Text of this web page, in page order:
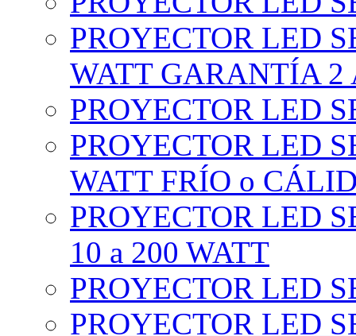
PROYECTOR LED
WATT GARANTÍA 2
PROYECTOR LED
PROYECTOR LED
WATT FRÍO o
PROYECTOR LED
10 a 200 WATT
PROYECTOR LED
PROYECTOR LED